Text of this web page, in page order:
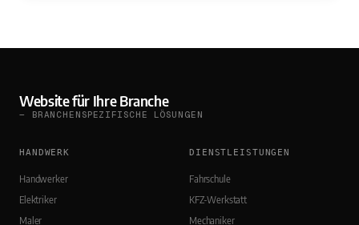
Website für Ihre Branche
— BRANCHENSPEZIFISCHE LÖSUNGEN
HANDWERK
Handwerker
Elektriker
Maler
DIENSTLEISTUNGEN
Fahrschule
KFZ-Werkstatt
Mechaniker